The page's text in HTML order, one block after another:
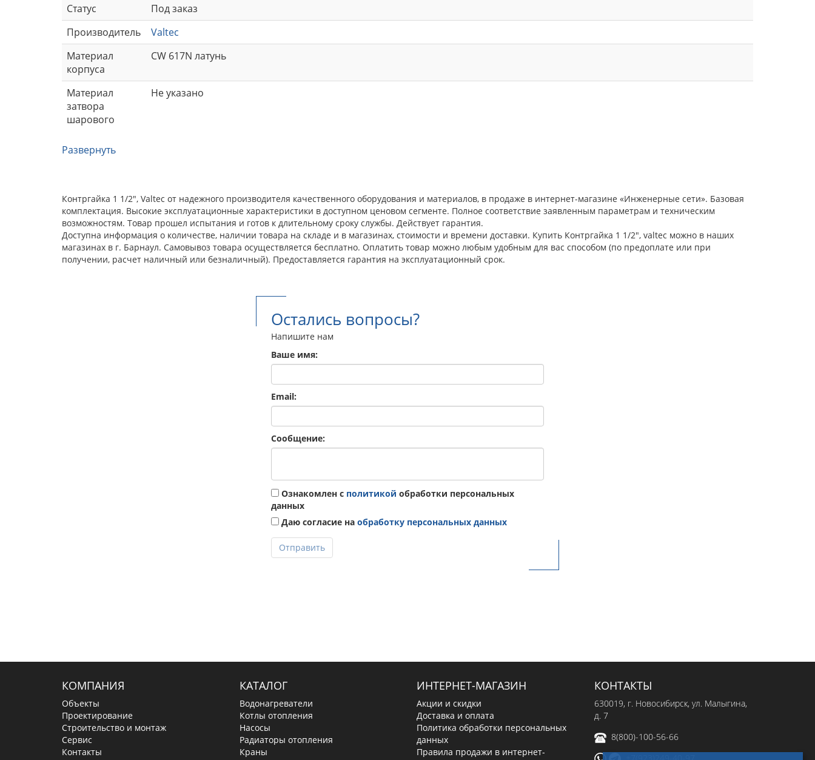
Статус
Под заказ
Производитель
Valtec
Материал
корпуса
CW 617N латунь
Материал
затвора
шарового
Не указано
Развернуть
Контргайка 1 1/2", Valtec от надежного производителя качественного оборудования и материалов, в продаже в интернет-магазине «Инженерные сети». Базовая
комплектация. Высокие эксплуатационные характеристики в доступном ценовом сегменте. Полное соответствие заявленным параметрам и техническим
возможностям. Товар прошел испытания и готов к длительному сроку службы. Действует гарантия.
Доступна информация о количестве, наличии товара на складе и в магазинах, стоимости и времени доставки. Купить Контргайка 1 1/2", valtec можно в наших
магазинах в г. Барнаул. Самовывоз товара осуществляется бесплатно. Оплатить товар можно любым удобным для вас способом (по предоплате или при
получении, расчет наличный или безналичный). Предоставляется гарантия на эксплуатационный срок.
Остались вопросы?
Напишите нам
Ваше имя:
Email:
Сообщение:
Ознакомлен с политикой обработки персональных
данных
Даю согласие на обработку персональных данных
Отправить
КОМПАНИЯ
Объекты
Проектирование
Строительство и монтаж
Сервис
Контакты
КАТАЛОГ
Водонагреватели
Котлы отопления
Насосы
Радиаторы отопления
Краны
ИНТЕРНЕТ-МАГАЗИН
Акции и скидки
Доставка и оплата
Политика обработки персональных
данных
Правила продажи в интернет-
КОНТАКТЫ
630019, г. Новосибирск, ул. Малыгина,
д. 7
8(800)-100-56-66